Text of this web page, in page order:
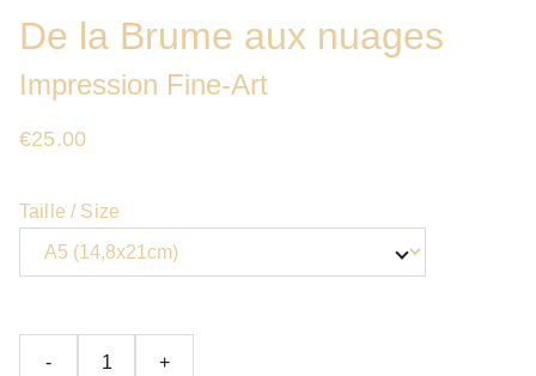
De la Brume aux nuages
Impression Fine-Art
€25.00
Taille / Size
- +